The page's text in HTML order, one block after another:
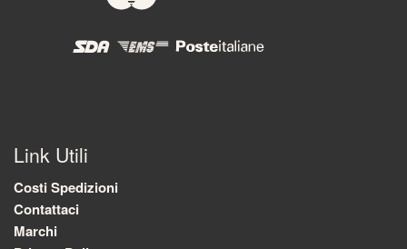
Link Utili
Costi Spedizioni
Contattaci
Marchi